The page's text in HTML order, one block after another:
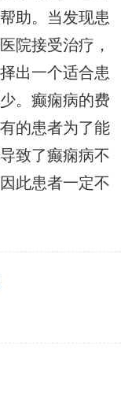
助。当发现患
院接受治疗，
出一个适合患
。癫痫病的费
的患者为了能
致了癫痫病不
此患者一定不